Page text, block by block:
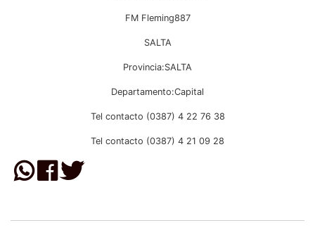
FM Fleming887
SALTA
Provincia:SALTA
Departamento:Capital
Tel contacto (0387) 4 22 76 38
Tel contacto (0387) 4 21 09 28